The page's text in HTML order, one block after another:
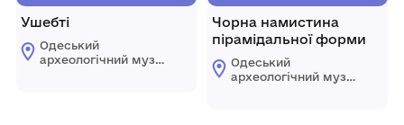
Ушебті
Одеський
археологічний музей
Чорна намистина
пірамідальної форми
Одеський
археологічний музей